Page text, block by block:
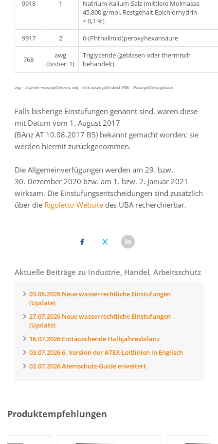
9918 1
Natrium-Kalium-Salz (mittlere Molmasse
45.800 g/mol, Restgehalt Epichlorhydrin
< 0,1 %)
9917
2 6-(Phthalimid)peroxyhexansäure
768
awg
(bisher: 1)
Triglyceride (geblasen oder thermisch
behandelt)
awg = allgemein wassergefährdend; nwg = nicht wassergefährdend; WGK = Wassergefährdungsklasse
Falls bisherige Einstufungen genannt sind, waren diese
mit Datum vom 1. August 2017
(BAnz AT 10.08.2017 B5) bekannt gemacht worden; sie
werden hiermit zurückgenommen.
Die Allgemeinverfügungen werden am 29. bzw.
30. Dezember 2020 bzw. am 1. bzw. 2. Januar 2021
wirksam. Die Einstufungsentscheidungen sind zusätzlich
über die Rigoletto-Website des UBA recherchierbar.
Aktuelle Beiträge zu Industrie, Handel, Arbeitsschutz
03.08.2026 Neue wasserrechtliche Einstufungen
(Update)
27.07.2026 Neue wasserrechtliche Einstufungen
(Update)
16.07.2026 Enttäuschende Halbjahresbilanz
03.07.20266. Version der ATEX-Leitlinien in Englisch
02.07.2026Atemschutz-Guide erweitert
Produktempfehlungen